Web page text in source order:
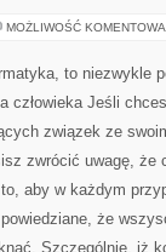
MOŻLIWOŚĆ
to niezwykle
człowieka Jeśli
związek ze
zwrócić uwagę, że
aby w każdym
że
Szczególnie, iż